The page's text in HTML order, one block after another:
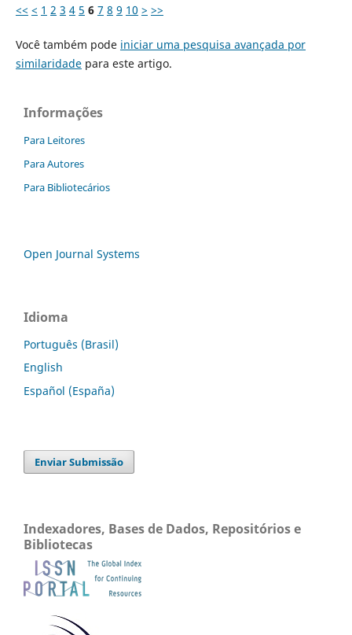
<< < 1 2 3 4 5 6 7 8 9 10 > >>
Você também pode iniciar uma pesquisa avançada por
similaridadepara este artigo.
Informações
Para Leitores
Para Autores
Para Bibliotecários
Open Journal Systems
Idioma
Português (Brasil)
English
Español (España)
Enviar Submissão
Indexadores, Bases de Dados, Repositórios e
Bibliotecas